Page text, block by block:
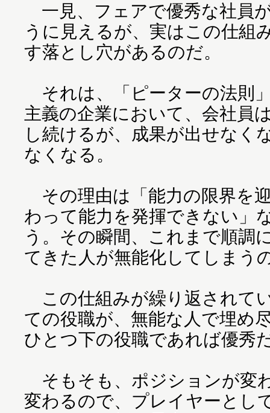
一見、フェアで優秀な社員
うに見えるが、実はこの仕組
す落とし穴があるのだ。
それは、「ピーターの法則
主義の企業において、会社員
し続けるが、成果が出せなく
なくなる。
その理由は「能力の限界を
わって能力を発揮できない」
う。その瞬間、これまで順調
てきた人が無能化してしまう
この仕組みが繰り返されて
ての役職が、無能な人で埋め
ひとつ下の役職であれば優秀
そもそも、ポジションが変
変わるので、プレイヤーとし